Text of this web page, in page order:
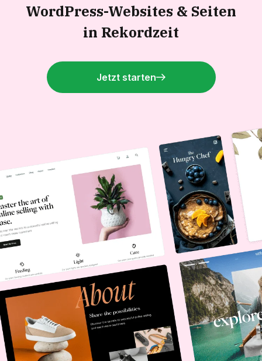
WordPress-Websites & Seiten
in Rekordzeit
Jetzt starten